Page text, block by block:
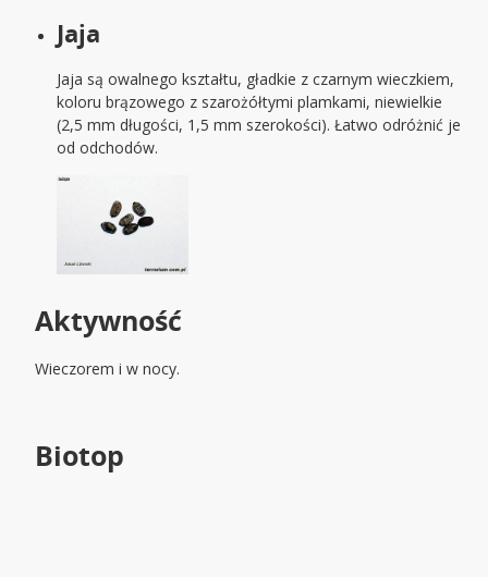
Jaja
Jaja są owalnego kształtu, gładkie z czarnym wieczkiem,
koloru brązowego z szarożółtymi plamkami, niewielkie
(2,5 mm długości, 1,5 mm szerokości). Łatwo odróżnić je
od odchodów.
Aktywność
Wieczorem i w nocy.
Biotop